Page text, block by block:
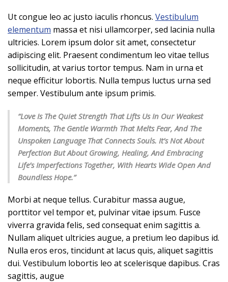
Ut congue leo ac justo iaculis rhoncus. Vestibulum
elementum massa et nisi ullamcorper, sed lacinia nulla
ultricies. Lorem ipsum dolor sit amet, consectetur
adipiscing elit. Praesent condimentum leo vitae tellus
sollicitudin, at varius tortor tempus. Nam in urna et
neque efficitur lobortis. Nulla tempus luctus urna sed
semper. Vestibulum ante ipsum primis.
“Love Is The Quiet Strength That Lifts Us In Our Weakest
Moments, The Gentle Warmth That Melts Fear, And The
Unspoken Language That Connects Souls. It’s Not About
Perfection But About Growing, Healing, And Embracing
Life’s Imperfections Together, With Hearts Wide Open And
Boundless Hope.”
Morbi at neque tellus. Curabitur massa augue,
porttitor vel tempor et, pulvinar vitae ipsum. Fusce
viverra gravida felis, sed consequat enim sagittis a.
Nullam aliquet ultricies augue, a pretium leo dapibus id.
Nulla eros eros, tincidunt at lacus quis, aliquet sagittis
dui. Vestibulum lobortis leo at scelerisque dapibus. Cras
sagittis, augue